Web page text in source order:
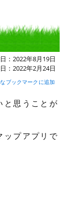
： 2022年8月19日
： 2022年2月24日
ブックマークに追加
と思うことが
ップアプリで